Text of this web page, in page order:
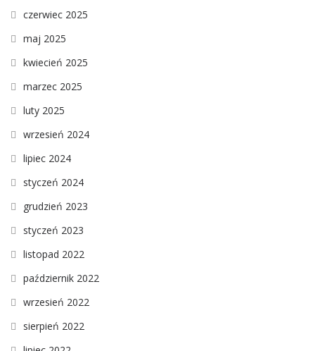
czerwiec 2025
maj 2025
kwiecień 2025
marzec 2025
luty 2025
wrzesień 2024
lipiec 2024
styczeń 2024
grudzień 2023
styczeń 2023
listopad 2022
październik 2022
wrzesień 2022
sierpień 2022